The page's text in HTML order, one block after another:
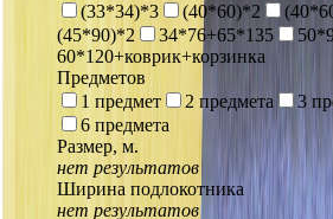
(33*34)*3
(40*60)*2
(45*90)*2
34*76+65*135
60*120+коврик+корзинка
Предметов
1 предмет
2 предмета 3
6 предмета
Размер, м.
нет результатов
Ширина подлокотника
нет результатов